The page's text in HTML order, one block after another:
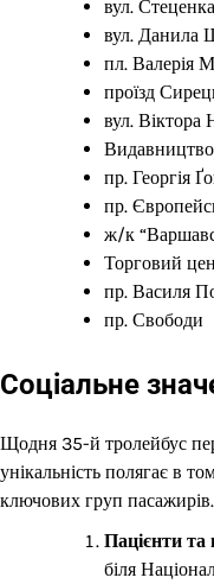
вул. Стеценка
вул. Данила
пл. Валерія
проїзд
вул. Віктора
Видавництво
пр. Георгія
пр.
ж/к
Торговий
пр. Василя
пр. Свободи
Соціальне
Щодня 35-й тролейбус
унікальність полягає в
ключових груп пасажирів.
Пацієнти та
біля